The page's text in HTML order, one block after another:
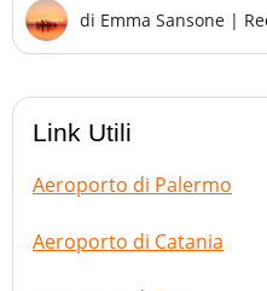
di Emma Sansone |
Link Utili
Aeroporto di Palermo
Aeroporto di Catania